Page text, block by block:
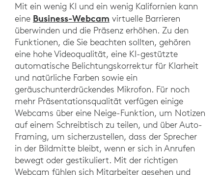
Mit ein wenig KI und ein wenig Kalifornien kann
eine Business-Webcam virtuelle Barrieren
überwinden und die Präsenz erhöhen. Zu den
Funktionen, die Sie beachten sollten, gehören
eine hohe Videoqualität, eine KI-gestützte
automatische Belichtungskorrektur für Klarheit
und natürliche Farben sowie ein
geräuschunterdrückendes Mikrofon. Für noch
mehr Präsentationsqualität verfügen einige
Webcams über eine Neige-Funktion, um Notizen
auf einem Schreibtisch zu teilen, und über Auto-
Framing, um sicherzustellen, dass der Sprecher
in der Bildmitte bleibt, wenn er sich in Anrufen
bewegt oder gestikuliert. Mit der richtigen
Webcam fühlen sich Mitarbeiter gesehen und